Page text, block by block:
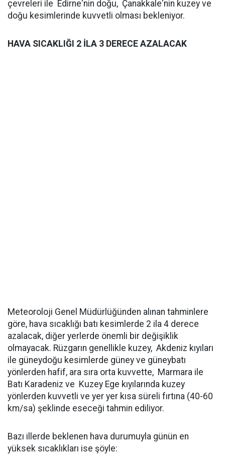
çevreleri ile Edirne'nin doğu, Çanakkale'nin kuzey ve
doğu kesimlerinde kuvvetli olması bekleniyor.
HAVA SICAKLIĞI 2 İLA 3 DERECE AZALACAK
Meteoroloji Genel Müdürlüğünden alınan tahminlere
göre, hava sıcaklığı batı kesimlerde 2 ila 4 derece
azalacak, diğer yerlerde önemli bir değişiklik
olmayacak. Rüzgarın genellikle kuzey, Akdeniz kıyıları
ile güneydoğu kesimlerde güney ve güneybatı
yönlerden hafif, ara sıra orta kuvvette, Marmara ile
Batı Karadeniz ve Kuzey Ege kıyılarında kuzey
yönlerden kuvvetli ve yer yer kısa süreli fırtına (40-60
km/sa) şeklinde eseceği tahmin ediliyor.
Bazı illerde beklenen hava durumuyla günün en
yüksek sıcaklıkları ise şöyle: